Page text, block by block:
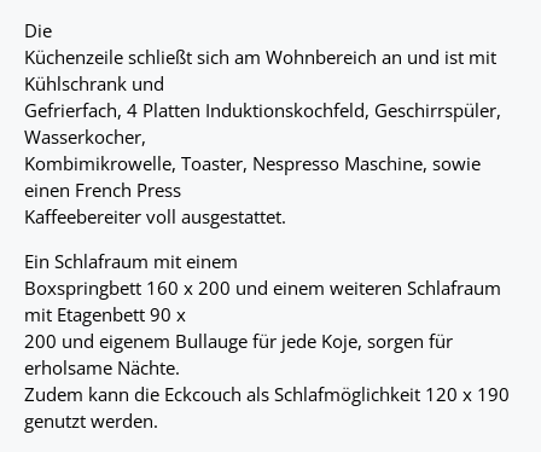
Die
Küchenzeile schließt sich am Wohnbereich an und ist mit
Kühlschrank und
Gefrierfach, 4 Platten Induktionskochfeld, Geschirrspüler,
Wasserkocher,
Kombimikrowelle, Toaster, Nespresso Maschine, sowie
einen French Press
Kaffeebereiter voll ausgestattet.
Ein Schlafraum mit einem
Boxspringbett 160 x 200 und einem weiteren Schlafraum
mit Etagenbett 90 x
200 und eigenem Bullauge für jede Koje, sorgen für
erholsame Nächte.
Zudem kann die Eckcouch als Schlafmöglichkeit 120 x 190
genutzt werden.